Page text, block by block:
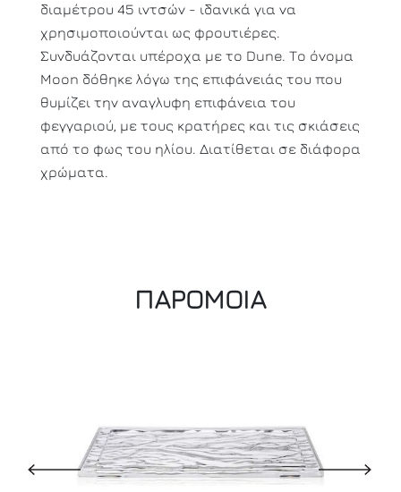
διαμέτρου 45 ιντσών - ιδανικά για να
χρησιμοποιούνται ως φρουτιέρες.
Συνδυάζονται υπέροχα με το Dune. Το όνομα
Moon δόθηκε λόγω της επιφάνειάς του που
θυμίζει την αναγλυφη επιφάνεια του
φεγγαριού, με τους κρατήρες και τις σκιάσεις
από το φως του ηλίου. Διατίθεται σε διάφορα
χρώματα.
ΠΑΡΟΜΟΙΑ